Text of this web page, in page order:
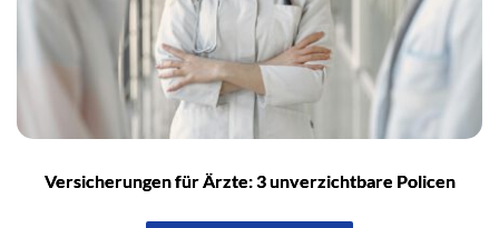
Versicherungen für Ärzte: 3 unverzichtbare Policen